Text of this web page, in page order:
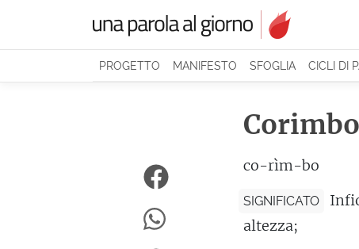
PROGETTO MANIFESTO SFOGLIA CICLI DI
Corimbo
co-rìm-bo
SIGNIFICATO
altezza;